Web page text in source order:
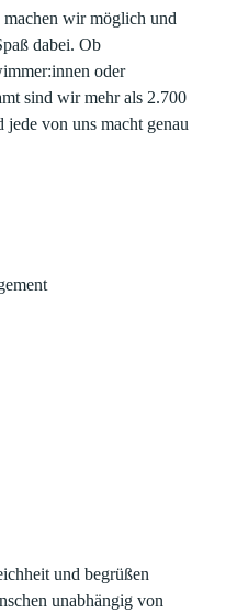
wir möglich und
dabei. Ob
oder
sind wir mehr als 2.700
von uns macht genau
und begrüßen
unabhängig von